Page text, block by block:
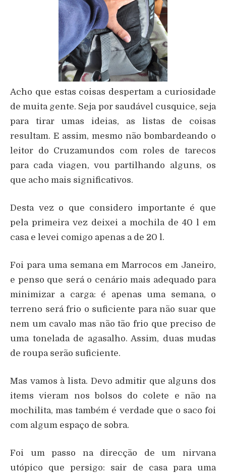
Acho que estas coisas despertam a curiosidade
de muita gente. Seja por saudável cusquice, seja
para tirar umas ideias, as listas de coisas
resultam. E assim, mesmo não bombardeando o
leitor do Cruzamundos com roles de tarecos
para cada viagen, vou partilhando alguns, os
que acho mais significativos.
Desta vez o que considero importante é que
pela primeira vez deixei a mochila de 40 l em
casa e levei comigo apenas a de 20 l.
Foi para uma semana em Marrocos em Janeiro,
e penso que será o cenário mais adequado para
minimizar a carga: é apenas uma semana, o
terreno será frio o suficiente para não suar que
nem um cavalo mas não tão frio que preciso de
uma tonelada de agasalho. Assim, duas mudas
de roupa serão suficiente.
Mas vamos à lista. Devo admitir que alguns dos
items vieram nos bolsos do colete e não na
mochilita, mas também é verdade que o saco foi
com algum espaço de sobra.
Foi um passo na direcção de um nirvana
utópico que persigo: sair de casa para uma